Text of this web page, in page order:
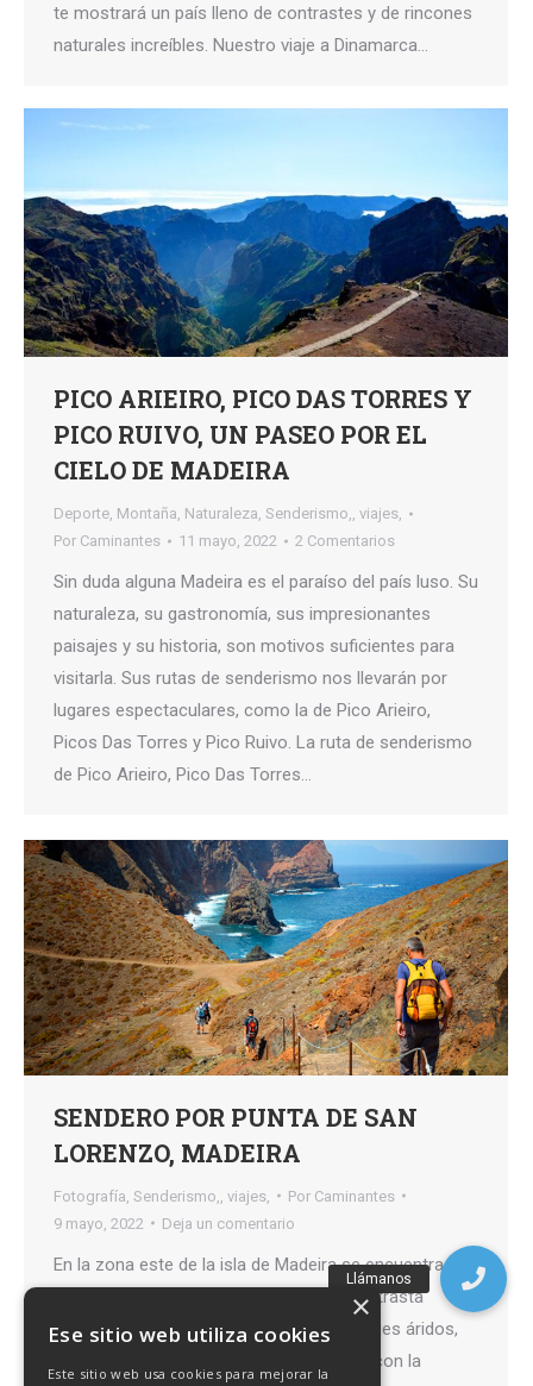
te mostrará un país lleno de contrastes y de rincones
naturales increíbles. Nuestro viaje a Dinamarca…
PICO ARIEIRO, PICO DAS TORRES Y
PICO RUIVO, UN PASEO POR EL
CIELO DE MADEIRA
Deporte, Montaña, Naturaleza, Senderismo,, viajes,
Por Caminantes 11 mayo, 2022 2 Comentarios
Sin duda alguna Madeira es el paraíso del país luso. Su
naturaleza, su gastronomía, sus impresionantes
paisajes y su historia, son motivos suficientes para
visitarla. Sus rutas de senderismo nos llevarán por
lugares espectaculares, como la de Pico Arieiro,
Picos Das Torres y Pico Ruivo. La ruta de senderismo
de Pico Arieiro, Pico Das Torres…
SENDERO POR PUNTA DE SAN
LORENZO, MADEIRA
Fotografía Senderismo, viajes, Por Caminantes
9 mayo, 2022
Deja un comentario
En la zona este de la isla de Madeira se encuentra la
península de San Lorenzo. Esta zona contrasta
bastante con el resto de la isla. Sus paisajes áridos,
de colores ocres no tienen nada que ver con la
Ese sitio web utiliza cookies
Este sitio web usa cookies para mejorar la
×